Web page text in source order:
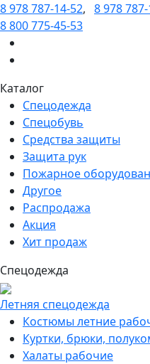
8 978 787-14-52, 8 978
8 800 775-45-53
Каталог
Спецодежда
Спецобувь
Средства защиты
Защита рук
Пожарное
Другое
Распродажа
Акция
Хит продаж
Спецодежда
Летняя спецодежда
Костюмы летние
Куртки, брюки,
Халаты рабочие